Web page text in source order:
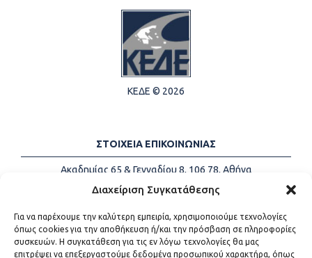
Διαχείριση Συγκατάθεσης
Για να παρέχουμε την καλύτερη εμπειρία, χρησιμοποιούμε τεχνολογίες
όπως cookies για την αποθήκευση ή/και την πρόσβαση σε πληροφορίες
συσκευών. Η συγκατάθεση για τις εν λόγω τεχνολογίες θα μας
επιτρέψει να επεξεργαστούμε δεδομένα προσωπικού χαρακτήρα, όπως
ΚΕΔΕ © 2026
ΣΤΟΙΧΕΙΑ ΕΠΙΚΟΙΝΩΝΙΑΣ
Ακαδημίας 65 & Γενναδίου 8, 106 78, Αθήνα
Τηλέφωνα:
+30 213-2147500
Email:
info@kede.gr